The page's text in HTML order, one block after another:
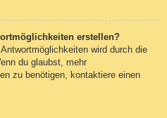
erstellen?
wird durch die
du glaubst, mehr
zu benötigen, kontaktiere einen